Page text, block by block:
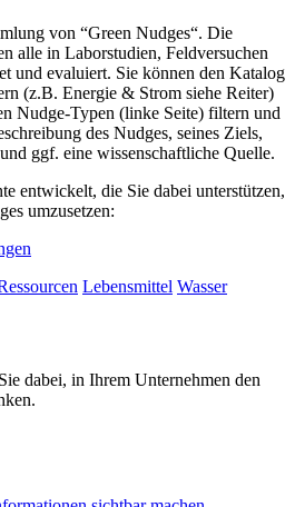
von “Green Nudges“. Die
alle in Laborstudien, Feldversuchen
und evaluiert. Sie können den Katalog
(z.B. Energie & Strom siehe Reiter)
Nudge-Typen (linke Seite) filtern und
des Nudges, seines Ziels,
ggf. eine wissenschaftliche Quelle.
entwickelt, die Sie dabei unterstützen,
umzusetzen:
Lebensmittel Wasser
dabei, in Ihrem Unternehmen den